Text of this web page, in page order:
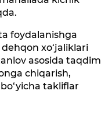
foydalanishga
xo‘jaliklari
asosida taqdim
chiqarish,
takliflar